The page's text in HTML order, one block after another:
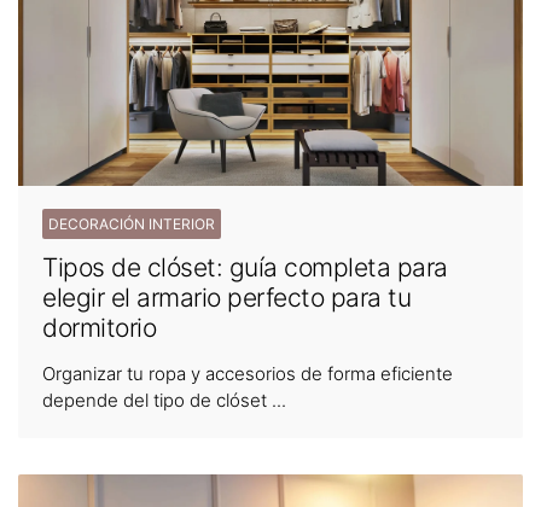
DECORACIÓN INTERIOR
Tipos de clóset: guía completa para
elegir el armario perfecto para tu
dormitorio
Organizar tu ropa y accesorios de forma eficiente
depende del tipo de clóset ...